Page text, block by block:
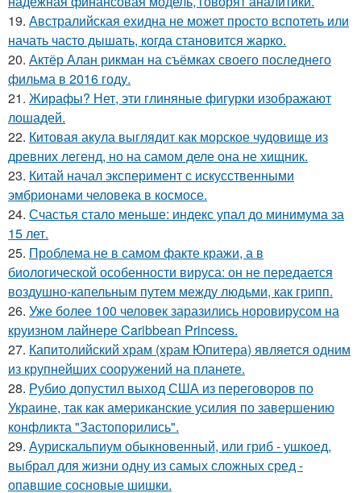
19. Австралийская ехидна не может просто вспотеть или
начать часто дышать, когда становится жарко.
20. Актёр Алан рикман на съёмках своего последнего
фильма в 2016 году.
21. Жирафы? Нет, эти глиняные фигурки изображают
лошадей.
22. Китовая акула выглядит как морское чудовище из
древних легенд, но на самом деле она не хищник.
23. Китай начал эксперимент с искусственными
эмбрионами человека в космосе.
24. Счастья стало меньше: индекс упал до минимума за
15 лет.
25. Проблема не в самом факте кражи, а в
биологической особенности вируса: он не передается
воздушно-капельным путем между людьми, как грипп.
26. Уже более 100 человек заразились норовирусом на
круизном лайнере Caribbean Princess.
27. Капитолийский храм (храм Юпитера) является одним
из крупнейших сооружений на планете.
28. Рубио допустил выход США из переговоров по
Украине, так как американские усилия по завершению
конфликта "Застопорились".
29. Аурискальпиум обыкновенный, или гриб - ушкоед,
выбрал для жизни одну из самых сложных сред -
опавшие сосновые шишки.